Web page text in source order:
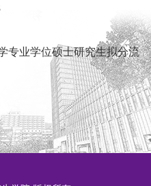
专业学位硕士研究生拟分流